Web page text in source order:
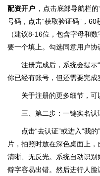
配资开户 ，点击底部导航栏
号码，点击“获取验证码”，
（建议8-16位，包含字母和
要一个填上。勾选同意用户协
注册完成后，系统会提示
你已经有账号，但还需要完成
关于注册的更多细节，可
三、第二步：一键实名认
点击“去认证”或进入“我
片，拍照时放在深色桌面上
清晰、无反光。系统自动识
僻字容易出错。然后进行人脸